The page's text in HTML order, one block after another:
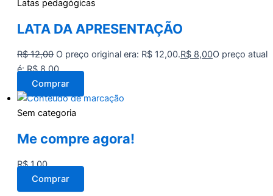
Latas pedagógicas
LATA DA APRESENTAÇÃO
R$12,00 O preço original era: R$ 12,00.R$ 8,00O preço atual
é: R$ 8,00.
Comprar
Sem categoria
Me compre agora!
R$1,00
Comprar